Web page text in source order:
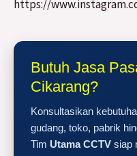
https://
Butuh Jasa
Cikarang?
Konsultasikan
gudang, toko, pabrik
Tim Utama CCTV siap